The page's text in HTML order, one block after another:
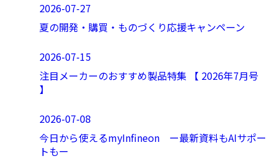
2026-07-27
夏の開発・購買・ものづくり応援キャンペーン
2026-07-15
注目メーカーのおすすめ製品特集 【 2026年7月号
】
2026-07-08
今日から使えるmyInfineon ー最新資料もAIサポー
トもー